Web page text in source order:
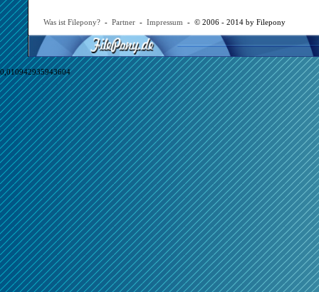
Was ist Filepony? - Partner - Impressum - © 2006 - 2014 by Filepony
0,010942935943604